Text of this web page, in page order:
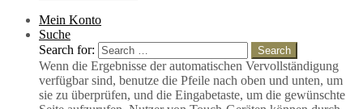
Mein Konto
Suche
Search for:
Search
Wenn die Ergebnisse der automatischen Vervollständigung
verfügbar sind, benutze die Pfeile nach oben und unten, um
sie zu überprüfen, und die Eingabetaste, um die gewünschte